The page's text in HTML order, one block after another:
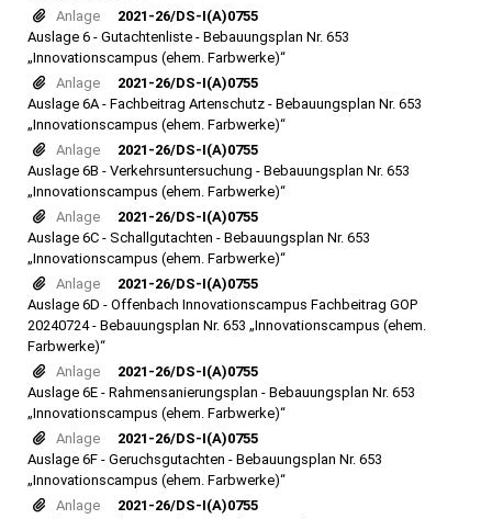
Anlage
2021-26/DS-I(A)0755
Auslage 6 - Gutachtenliste - Bebauungsplan Nr. 653
„Innovationscampus (ehem. Farbwerke)“
Anlage
2021-26/DS-I(A)0755
Auslage 6A - Fachbeitrag Artenschutz - Bebauungsplan Nr. 653
„Innovationscampus (ehem. Farbwerke)“
Anlage
2021-26/DS-I(A)0755
Auslage 6B - Verkehrsuntersuchung - Bebauungsplan Nr. 653
„Innovationscampus (ehem. Farbwerke)“
Anlage
2021-26/DS-I(A)0755
Auslage 6C - Schallgutachten - Bebauungsplan Nr. 653
„Innovationscampus (ehem. Farbwerke)“
Anlage
2021-26/DS-I(A)0755
Auslage 6D - Offenbach Innovationscampus Fachbeitrag GOP
20240724 - Bebauungsplan Nr. 653 „Innovationscampus (ehem.
Farbwerke)“
Anlage
2021-26/DS-I(A)0755
Auslage 6E - Rahmensanierungsplan - Bebauungsplan Nr. 653
„Innovationscampus (ehem. Farbwerke)“
Anlage
2021-26/DS-I(A)0755
Auslage 6F - Geruchsgutachten - Bebauungsplan Nr. 653
„Innovationscampus (ehem. Farbwerke)“
Anlage
2021-26/DS-I(A)0755